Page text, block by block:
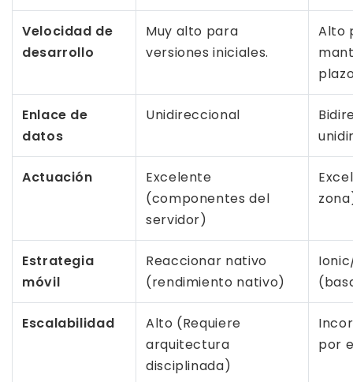
Velocidad de
desarrollo
Muy alto para
versiones iniciales.
Alto
Enlace de
datos
Unidireccional
Actuación
Excelente
(componentes del
servidor)
Estrategia
móvil
Reaccionar nativo
(rendimiento nativo)
Escalabilidad
Alto (Requiere
arquitectura
disciplinada)
por